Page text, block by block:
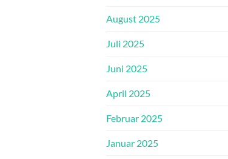
August 2025
Juli 2025
Juni 2025
April 2025
Februar 2025
Januar 2025